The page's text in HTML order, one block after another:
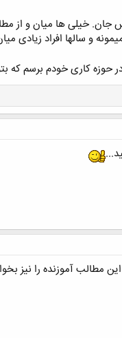
جان. خیلی ها میان و
و سالها افراد
حوزه کاری خودم برسم که
مطالب آموزنده را نیز